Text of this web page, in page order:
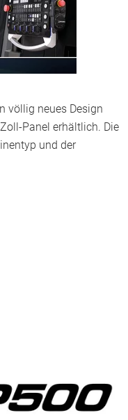
völlig neues Design
Panel erhältlich. Die
und der